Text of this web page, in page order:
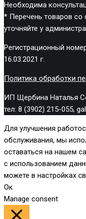
Необходима
* Перечень товаров со
уточняйте у
Регистрационный
16.03.2021 г.
Политика обработки
ИП Щербина Наталья
тел: 8 (3902) 215-055,
Для улучшения
обслуживания, мы
оставаться на нашем
с использованием
можете в настройках
Ок
Manage consent